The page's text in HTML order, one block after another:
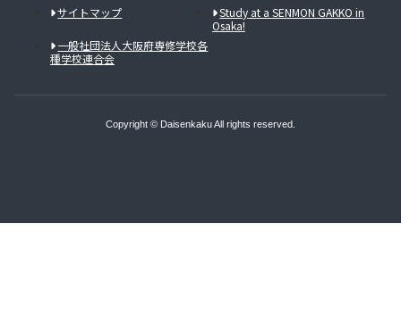
サイトマップ
Study at a SENMON GAKKO in
Osaka!
一般社団法人大阪府専修学校各
種学校連合会
Copyright © Daisenkaku All rights reserved.